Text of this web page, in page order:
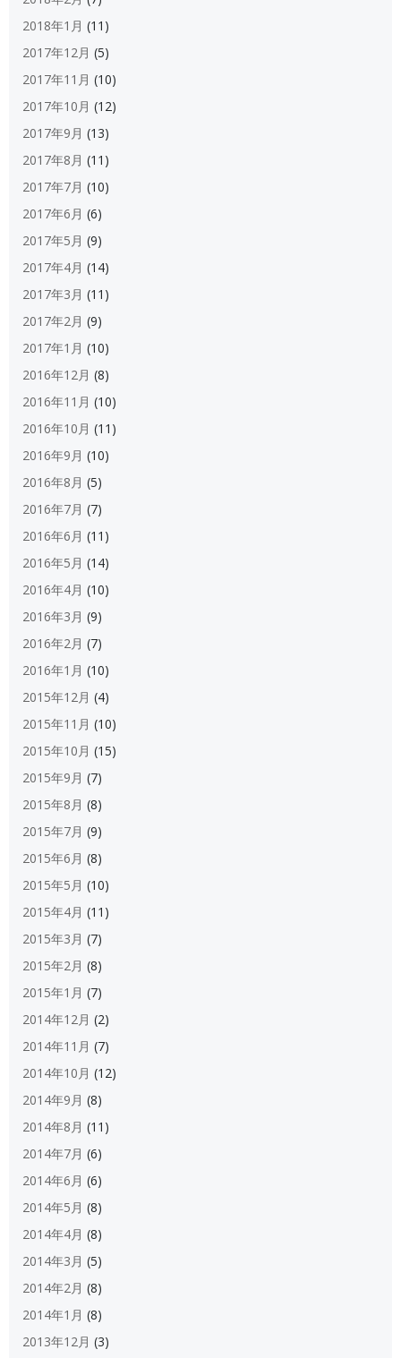
2018年1月 (11)
2017年12月 (5)
2017年11月 (10)
2017年10月 (12)
2017年9月 (13)
2017年8月 (11)
2017年7月 (10)
2017年6月 (6)
2017年5月 (9)
2017年4月 (14)
2017年3月 (11)
2017年2月 (9)
2017年1月 (10)
2016年12月 (8)
2016年11月 (10)
2016年10月 (11)
2016年9月 (10)
2016年8月 (5)
2016年7月 (7)
2016年6月 (11)
2016年5月 (14)
2016年4月 (10)
2016年3月 (9)
2016年2月 (7)
2016年1月 (10)
2015年12月 (4)
2015年11月 (10)
2015年10月 (15)
2015年9月 (7)
2015年8月 (8)
2015年7月 (9)
2015年6月 (8)
2015年5月 (10)
2015年4月 (11)
2015年3月 (7)
2015年2月 (8)
2015年1月 (7)
2014年12月 (2)
2014年11月 (7)
2014年10月 (12)
2014年9月 (8)
2014年8月 (11)
2014年7月 (6)
2014年6月 (6)
2014年5月 (8)
2014年4月 (8)
2014年3月 (5)
2014年2月 (8)
2014年1月 (8)
2013年12月 (3)